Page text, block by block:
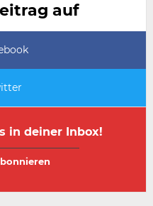
auf
in deiner Inbox!